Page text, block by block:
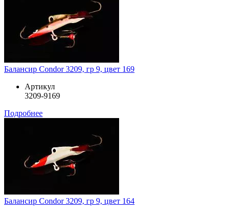
Балансир Condor 3209, гр 9, цвет 169
Артикул
3209-9169
Подробнее
Балансир Condor 3209, гр 9, цвет 164